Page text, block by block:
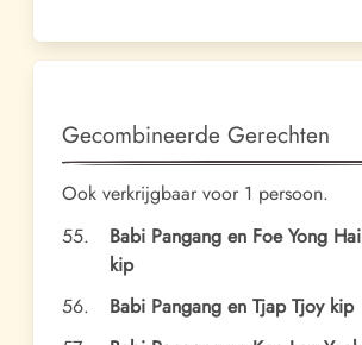
Gecombineerde Gerechten
Ook verkrijgbaar voor 1 persoon.
55.
Babi Pangang en Foe Yong Hai
kip
56.
Babi Pangang en Tjap Tjoy kip